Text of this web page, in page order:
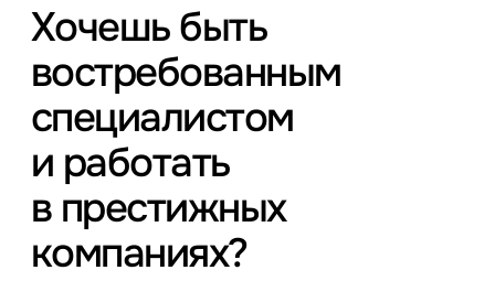
Хочешь быть
востребованным
специалистом
и работать
в престижных
компаниях?